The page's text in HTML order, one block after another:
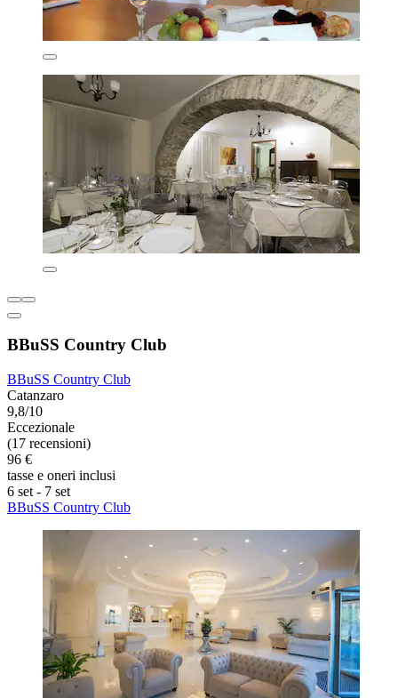
BBuSS Country Club
BBuSS Country Club
Catanzaro
9,8/10
Eccezionale
(17 recensioni)
96 €
tasse e oneri inclusi
6 set - 7 set
BBuSS Country Club